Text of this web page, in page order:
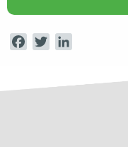
FacebookTwitter